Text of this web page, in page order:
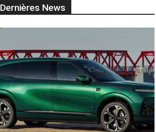
Dernières News